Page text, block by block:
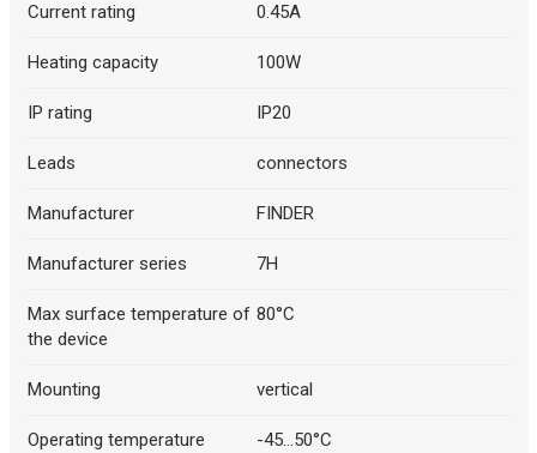
Current rating 0.45A
Heating capacity 100W
IP rating IP20
Leads connectors
Manufacturer FINDER
Manufacturer series 7H
Max surface temperature of
the device
80°C
Mounting vertical
Operating temperature -45...50°C